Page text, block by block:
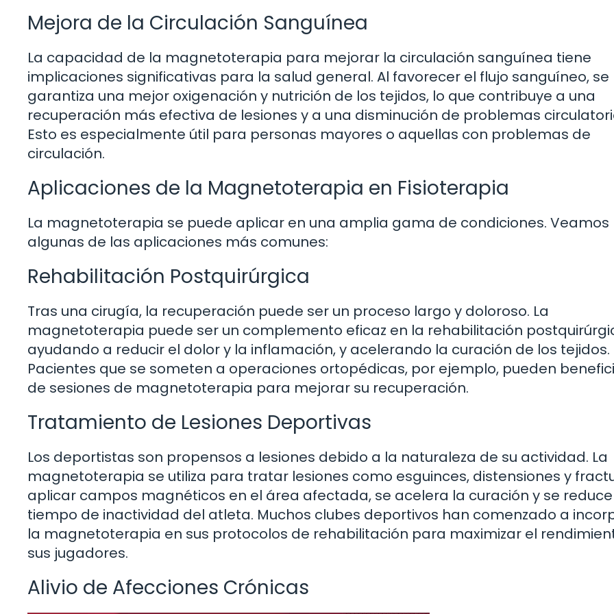
Mejora de la Circulación Sanguínea
La capacidad de la magnetoterapia para mejorar la circulación sanguínea tiene
implicaciones significativas para la salud general. Al favorecer el flujo sanguíneo, se
garantiza una mejor oxigenación y nutrición de los tejidos, lo que contribuye a una
recuperación más efectiva de lesiones y a una disminución de problemas
Esto es especialmente útil para personas mayores o aquellas con problemas de
circulación.
Aplicaciones de la Magnetoterapia en Fisioterapia
La magnetoterapia se puede aplicar en una amplia gama de condiciones. Veamos
algunas de las aplicaciones más comunes:
Rehabilitación Postquirúrgica
Tras una cirugía, la recuperación puede ser un proceso largo y doloroso. La
magnetoterapia puede ser un complemento eficaz en la rehabilitación
ayudando a reducir el dolor y la inflamación, y acelerando la curación de los tejidos.
Pacientes que se someten a operaciones ortopédicas, por ejemplo, pueden
de sesiones de magnetoterapia para mejorar su recuperación.
Tratamiento de Lesiones Deportivas
Los deportistas son propensos a lesiones debido a la naturaleza de su actividad. La
magnetoterapia se utiliza para tratar lesiones como esguinces, distensiones y
aplicar campos magnéticos en el área afectada, se acelera la curación y se
tiempo de inactividad del atleta. Muchos clubes deportivos han comenzado a
la magnetoterapia en sus protocolos de rehabilitación para maximizar el
sus jugadores.
Alivio de Afecciones Crónicas